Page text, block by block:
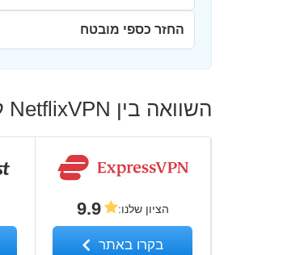
החזר כספי מובטח
השוואה בין NetflixVPN לבין שירותי ה-VPN המובילים
הציון שלנו:
9.9
בקרו באתר